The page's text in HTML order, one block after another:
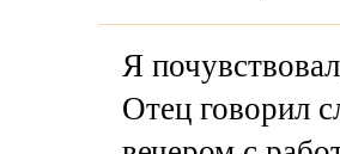
Я
Отец говорил